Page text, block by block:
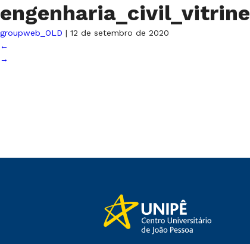
engenharia_civil_vitrine
groupweb_OLD | 12 de setembro de 2020
←
→